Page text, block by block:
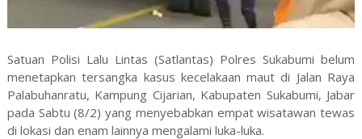
Satuan Polisi Lalu Lintas (Satlantas) Polres Sukabumi belum
menetapkan tersangka kasus kecelakaan maut di Jalan Raya
Palabuhanratu, Kampung Cijarian, Kabupaten Sukabumi, Jabar
pada Sabtu (8/2) yang menyebabkan empat wisatawan tewas
di lokasi dan enam lainnya mengalami luka-luka.